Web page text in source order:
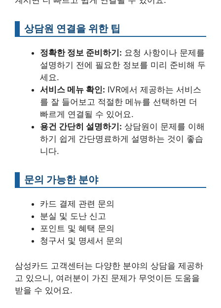
상담원 연결을 위한 팁
정확한 정보 준비하기: 요청 사항이나 문제를
설명하기 전에 필요한 정보를 미리 준비해 두
세요.
서비스 메뉴 확인: IVR에서 제공하는 서비스
를 잘 들어보고 적절한 메뉴를 선택하면 더
빠르게 연결될 수 있어요.
용건 간단히 설명하기: 상담원이 문제를 이해
하기 쉽게 간단명료하게 설명하는 것이 좋습
니다.
문의 가능한 분야
카드 결제 관련 문의
분실 및 도난 신고
포인트 및 혜택 문의
청구서 및 명세서 문의
삼성카드 고객센터는 다양한 분야의 상담을 제공하
고 있으니, 여러분이 가진 문제가 무엇이든 도움을
받을 수 있어요.